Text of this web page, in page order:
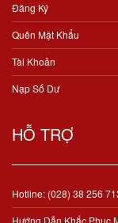
Đăng Ký
Quên Mật Khẩu
Tài Khoản
Nạp Số Dư
HỖ TRỢ
Hotline: (028) 38 256